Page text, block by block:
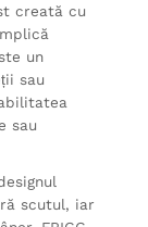
creată cu
un
sau
sau
scutul, iar